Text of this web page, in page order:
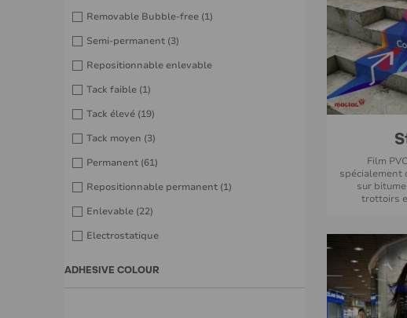
Removable Bubble-free (1)
Semi-permanent (3)
Repositionnable enlevable
Tack faible (1)
Tack élevé (19)
Tack moyen (3)
Permanent (61)
Repositionnable permanent (1)
Enlevable (22)
Electrostatique
ADHESIVE COLOUR
Film
spécialement
sur
trottoirs